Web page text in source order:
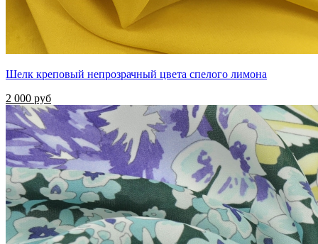
Шелк креповый непрозрачный цвета спелого лимона
2 000 руб